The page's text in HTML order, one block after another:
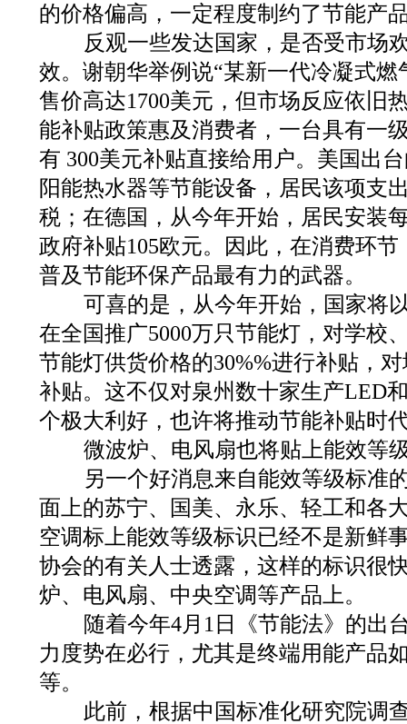
的价格偏高，一定程度制约了节能产
反观一些发达国家，是否受市场
效。谢朝华举例说“某新一代冷凝式
售价高达1700美元，但市场反应依旧
能补贴政策惠及消费者，一台具有一
有 300美元补贴直接给用户。美国出
阳能热水器等节能设备，居民该项支
税；在德国，从今年开始，居民安装
政府补贴105欧元。因此，在消费环
普及节能环保产品最有力的武器。
可喜的是，从今年开始，国家将
在全国推广5000万只节能灯，对学校
节能灯供货价格的30%%进行补贴，
补贴。这不仅对泉州数十家生产LED
个极大利好，也许将推动节能补贴时
微波炉、电风扇也将贴上能效等
另一个好消息来自能效等级标准
面上的苏宁、国美、永乐、轻工和各
空调标上能效等级标识已经不是新鲜
协会的有关人士透露，这样的标识很
炉、电风扇、中央空调等产品上。
随着今年4月1日《节能法》的出
力度势在必行，尤其是终端用能产品
等。
此前，根据中国标准化研究院调